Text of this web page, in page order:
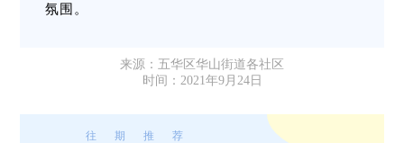
氛围。
来源：五华区华山街道各社区
时间：2021年9月24日
往期推荐